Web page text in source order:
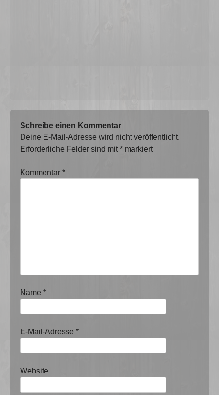
Schreibe einen Kommentar
Deine E-Mail-Adresse wird nicht veröffentlicht.
Erforderliche Felder sind mit* markiert
Kommentar*
Name*
E-Mail-Adresse*
Website